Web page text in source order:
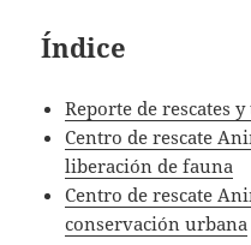
Índice
Reporte de rescates
Centro de rescate
liberación de fauna
Centro de rescate
conservación urbana